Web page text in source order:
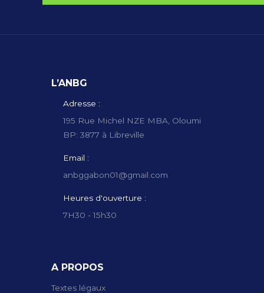
L’ANBG
Adresse :
195 Rue Michel NZE MBA, Oloumi
BP: 3877 à Libreville
Email :
anbggabon01@gmail.com
Heures d'ouverture :
7H30 - 15h30
A PROPOS
Textes légaux